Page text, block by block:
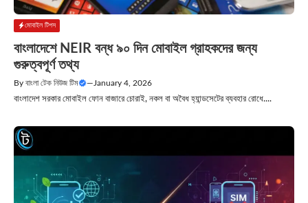
মোবাইল টিপস
বাংলাদেশে NEIR বন্ধ ৯০ দিন মোবাইল গ্রাহকদের জন্য
গুরুত্বপূর্ণ তথ্য
By বাংলা টেক নিউজ টিম — January 4, 2026
বাংলাদেশ সরকার মোবাইল ফোন বাজারে চোরাই, নকল বা অবৈধ হ্যান্ডসেটের ব্যবহার রোধে....